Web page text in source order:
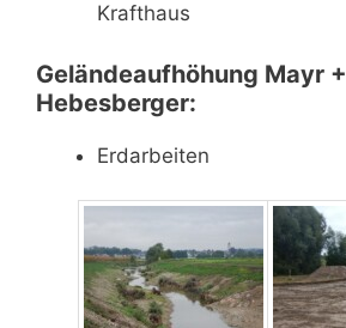
Krafthaus
Geländeaufhöhung Mayr +
Hebesberger:
Erdarbeiten